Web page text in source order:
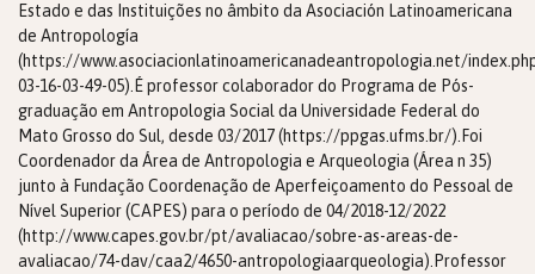
Estado e das Instituições no âmbito da Asociación Latinoamericana
de Antropología
(https://www.asociacionlatinoamericanadeantropologia.net/
03-16-03-49-05).É professor colaborador do Programa de Pós-
graduação em Antropologia Social da Universidade Federal do
Mato Grosso do Sul, desde 03/2017 (https://ppgas.ufms.br/).Foi
Coordenador da Área de Antropologia e Arqueologia (Área n 35)
junto à Fundação Coordenação de Aperfeiçoamento do Pessoal de
Nível Superior (CAPES) para o período de 04/2018-12/2022
(http://www.capes.gov.br/pt/avaliacao/sobre-as-areas-de-
avaliacao/74-dav/caa2/4650-antropologiaarqueologia).Professor